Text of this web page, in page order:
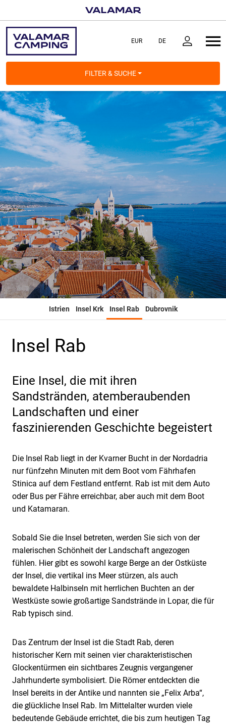
FILTER & SUCHE
Istrien Insel Krk Insel Rab Dubrovnik
Insel Rab
Eine Insel, die mit ihren
Sandstränden, atemberaubenden
Landschaften und einer
faszinierenden Geschichte begeistert
Die Insel Rab liegt in der Kvarner Bucht in der Nordadria
nur fünfzehn Minuten mit dem Boot vom Fährhafen
Stinica auf dem Festland entfernt. Rab ist mit dem Auto
oder Bus per Fähre erreichbar, aber auch mit dem Boot
und Katamaran.
Sobald Sie die Insel betreten, werden Sie sich von der
malerischen Schönheit der Landschaft angezogen
fühlen. Hier gibt es sowohl karge Berge an der Ostküste
der Insel, die vertikal ins Meer stürzen, als auch
bewaldete Halbinseln mit herrlichen Buchten an der
Westküste sowie großartige Sandstrände in Lopar, die für
Rab typisch sind.
Das Zentrum der Insel ist die Stadt Rab, deren
historischer Kern mit seinen vier charakteristischen
Glockentürmen ein sichtbares Zeugnis vergangener
Jahrhunderte symbolisiert. Die Römer entdeckten die
Insel bereits in der Antike und nannten sie „Felix Arba“,
die glückliche Insel Rab. Im Mittelalter wurden viele
bedeutende Gebäude errichtet, die bis zum heutigen Tag